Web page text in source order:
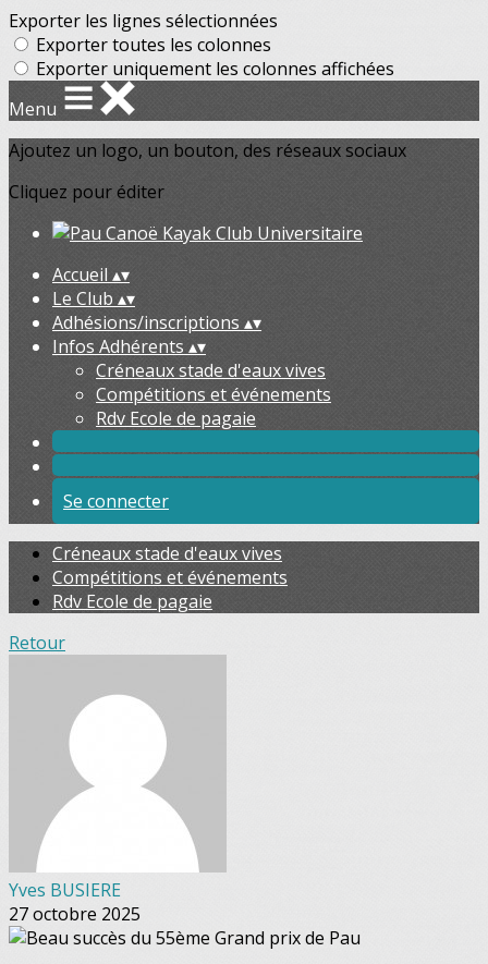
Exporter les lignes sélectionnées
Exporter toutes les colonnes
Exporter uniquement les colonnes affichées
Menu
Ajoutez un logo, un bouton, des réseaux sociaux
Cliquez pour éditer
Accueil ▴▾
Le Club ▴▾
Adhésions/inscriptions ▴▾
Infos Adhérents ▴▾
Créneaux stade d'eaux vives
Compétitions et événements
Rdv Ecole de pagaie
Se connecter
Créneaux stade d'eaux vives
Compétitions et événements
Rdv Ecole de pagaie
Retour
Yves BUSIERE
27 octobre 2025